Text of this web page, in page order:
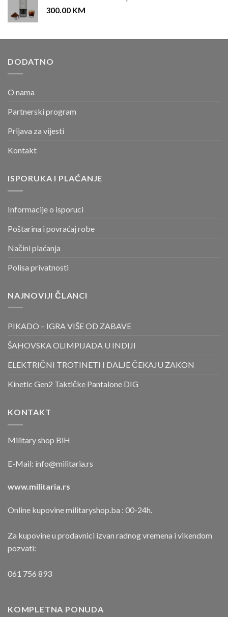
300.00 KM
DODATNO
O nama
Partnerski program
Prijava za vijesti
Kontakt
ISPORUKA I PLAĆANJE
Informacije o isporuci
Poštarina i povraćaj robe
Načini plaćanja
Polisa privatnosti
NAJNOVIJI ČLANCI
PIKADO – IGRA VIŠE OD ZABAVE
ŠAHOVSKA OLIMPIJADA U INDIJI
ELEKTRIČNI TROTINETI I DALJE ČEKAJU ZAKON
Kinetic Gen2 Taktičke Pantalone DIG
KONTAKT
Military shop BiH
E-Mail: info@militaria.rs
www.militaria.rs
Online kupovine militaryshop.ba : 00-24h.
Za kupovine u prodavnici izvan radnog vremena i vikendom
pozvati:
061 756 893
KOMPLETNA PONUDA